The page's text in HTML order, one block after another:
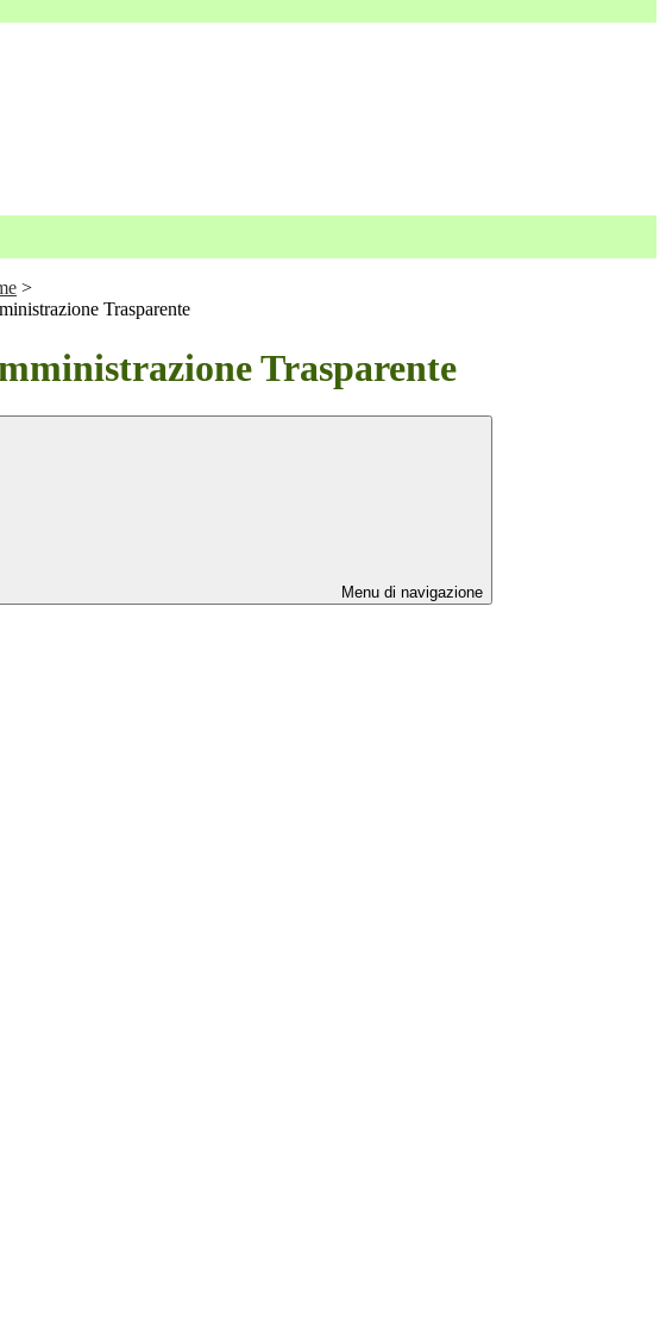
>
Trasparente
Trasparente
Menu di navigazione